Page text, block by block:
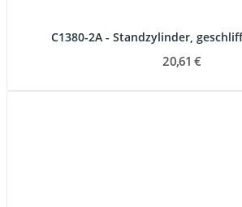
C1380-2A - Standzylinder,
20,61 €